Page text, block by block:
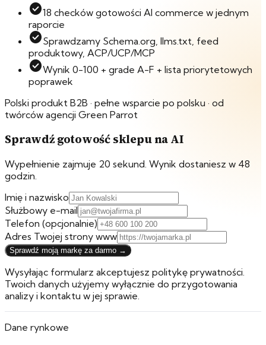
check_circle18 checków gotowości AI commerce w jednym
raporcie
check_circleSprawdzamy Schema.org, llms.txt, feed
produktowy, ACP/UCP/MCP
check_circleWynik 0-100 + grade A-F + lista priorytetowych
poprawek
Polski produkt B2B · pełne wsparcie po polsku · od
twórców agencji Green Parrot
Sprawdź gotowość sklepu na AI
Wypełnienie zajmuje 20 sekund. Wynik dostaniesz w 48
godzin.
Imię i nazwisko
Służbowy e-mail
Telefon (opcjonalnie)
Adres Twojej strony www
Sprawdź moją markę za darmo →
Wysyłając formularz akceptujesz politykę prywatności.
Twoich danych użyjemy wyłącznie do przygotowania
analizy i kontaktu w jej sprawie.
Dane rynkowe